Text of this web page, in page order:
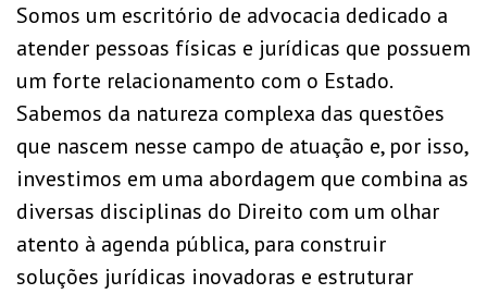
Somos um escritório de advocacia dedicado a
atender pessoas físicas e jurídicas que possuem
um forte relacionamento com o Estado.
Sabemos da natureza complexa das questões
que nascem nesse campo de atuação e, por isso,
investimos em uma abordagem que combina as
diversas disciplinas do Direito com um olhar
atento à agenda pública, para construir
soluções jurídicas inovadoras e estruturar